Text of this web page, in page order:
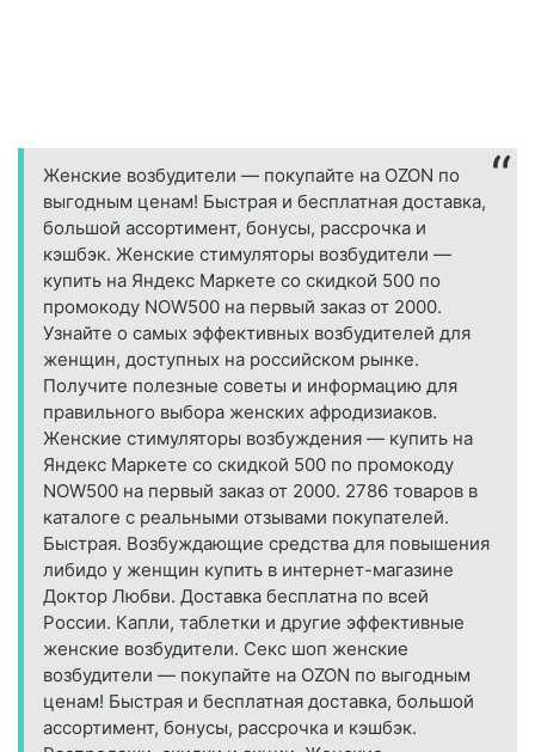
Женские возбудители — покупайте на OZON по
выгодным ценам! Быстрая и бесплатная доставка,
большой ассортимент, бонусы, рассрочка и
кэшбэк. Женские стимуляторы возбудители —
купить на Яндекс Маркете со скидкой 500 по
промокоду NOW500 на первый заказ от 2000.
Узнайте о самых эффективных возбудителей для
женщин, доступных на российском рынке.
Получите полезные советы и информацию для
правильного выбора женских афродизиаков.
Женские стимуляторы возбуждения — купить на
Яндекс Маркете со скидкой 500 по промокоду
NOW500 на первый заказ от 2000. 2786 товаров в
каталоге с реальными отзывами покупателей.
Быстрая. Возбуждающие средства для повышения
либидо у женщин купить в интернет-магазине
Доктор Любви. Доставка бесплатна по всей
России. Капли, таблетки и другие эффективные
женские возбудители. Секс шоп женские
возбудители — покупайте на OZON по выгодным
ценам! Быстрая и бесплатная доставка, большой
ассортимент, бонусы, рассрочка и кэшбэк.